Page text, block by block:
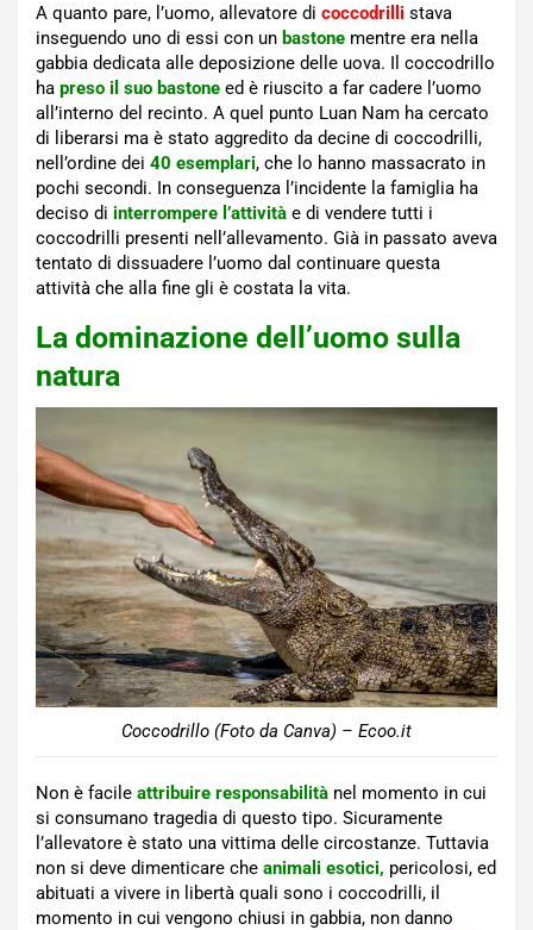
A quanto pare, l’uomo, allevatore di coccodrilli stava
inseguendo uno di essi con un bastone mentre era nella
gabbia dedicata alle deposizione delle uova. Il coccodrillo
ha preso il suo bastone ed è riuscito a far cadere l’uomo
all’interno del recinto. A quel punto Luan Nam ha cercato
di liberarsi ma è stato aggredito da decine di coccodrilli,
nell’ordine dei 40 esemplari, che lo hanno massacrato in
pochi secondi. In conseguenza l’incidente la famiglia ha
deciso di interrompere l’attività e di vendere tutti i
coccodrilli presenti nell’allevamento. Già in passato aveva
tentato di dissuadere l’uomo dal continuare questa
attività che alla fine gli è costata la vita.
La dominazione dell’uomo sulla
natura
Coccodrillo (Foto da Canva) – Ecoo.it
Non è facile attribuire responsabilità nel momento in cui
si consumano tragedia di questo tipo. Sicuramente
l’allevatore è stato una vittima delle circostanze. Tuttavia
non si deve dimenticare che animali esotici, pericolosi, ed
abituati a vivere in libertà quali sono i coccodrilli, il
momento in cui vengono chiusi in gabbia, non danno